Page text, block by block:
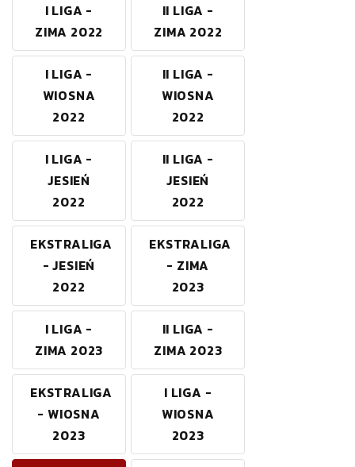
I LIGA -
ZIMA 2022
II LIGA -
ZIMA 2022
I LIGA -
WIOSNA
2022
II LIGA -
WIOSNA
2022
I LIGA -
JESIEŃ
2022
II LIGA -
JESIEŃ
2022
EKSTRALIGA
- JESIEŃ
2022
EKSTRALIGA
- ZIMA
2023
I LIGA -
ZIMA 2023
II LIGA -
ZIMA 2023
EKSTRALIGA
- WIOSNA
2023
I LIGA -
WIOSNA
2023